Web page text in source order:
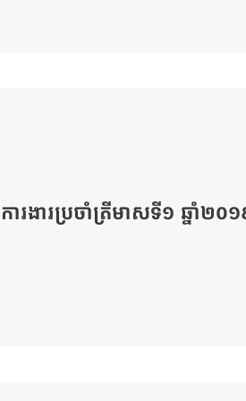
រងារប្រចាំត្រីមាសទី១ ឆ្នាំ២០១